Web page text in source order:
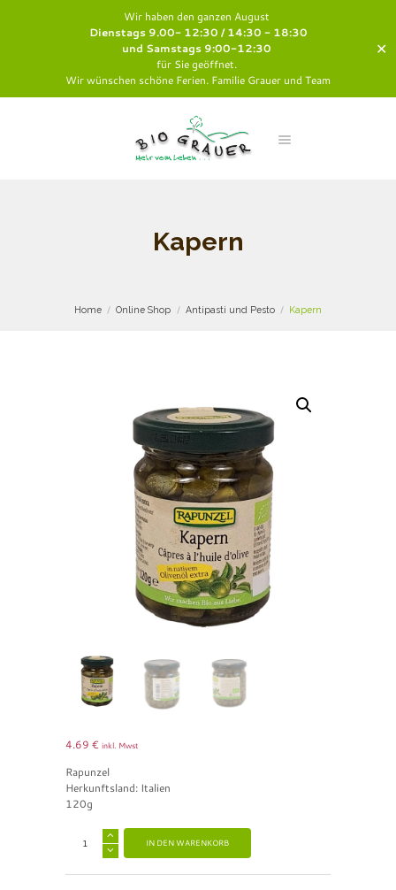
Wir haben den ganzen August
Dienstags 9.00- 12:30 / 14:30 - 18:30
und Samstags 9:00-12:30
für Sie geöffnet.
Wir wünschen schöne Ferien. Familie Grauer und Team
✕
Kapern
Home Online Shop Antipasti und Pesto Kapern
4.69 € inkl. Mwst
Rapunzel
Herkunftsland: Italien
120g
IN DEN WARENKORB
A